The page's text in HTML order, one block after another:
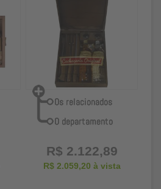
R$ 2.122,89
R$ 2.059,20 à vista